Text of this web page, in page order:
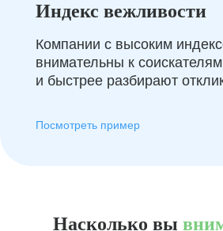
Индекс вежливости
Компании с высоким
внимательны к
и быстрее разбирают
Посмотреть пример
Насколько вы